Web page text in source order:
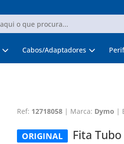
Cabos/Adaptadores
Ref: 12718058| Marca: Dymo |
ORIGINAL
Fita